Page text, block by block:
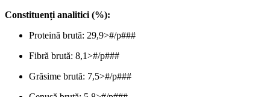
Constituenți analitici (%):
Proteină brută: 29,9>#/p###
Fibră brută: 8,1>#/p###
Grăsime brută: 7,5>#/p###